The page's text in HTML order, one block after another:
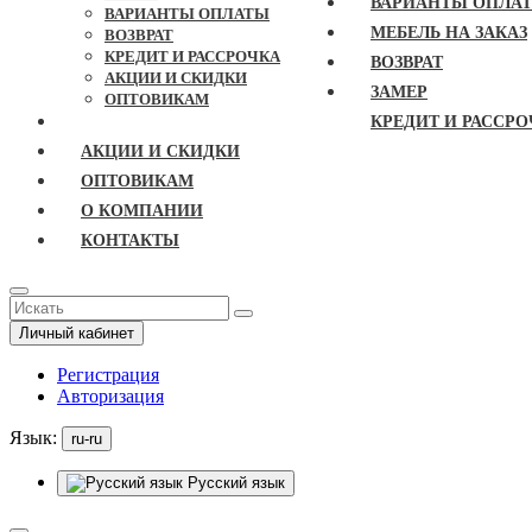
ВАРИАНТЫ ОПЛАТЫ
ВОЗВРАТ
КРЕДИТ И РАССРОЧКА
АКЦИИ И СКИДКИ
ОПТОВИКАМ
МЕБЕЛЬ НА ЗАКАЗ
ВОЗВРАТ
ЗАМЕР
КРЕДИТ И
АКЦИИ И СКИДКИ
ОПТОВИКАМ
О КОМПАНИИ
КОНТАКТЫ
Личный кабинет
Регистрация
Авторизация
Язык: ru-ru
Русский язык